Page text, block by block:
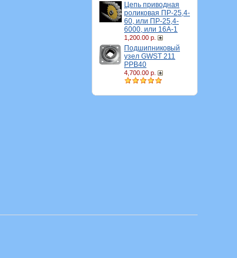
Цепь приводная
роликовая ПР-25,4-
60, или ПР-25,4-
6000, или 16A-1
1,200.00 р.
Подшипниковый
узел GWST 211
PPB40
4,700.00 р.